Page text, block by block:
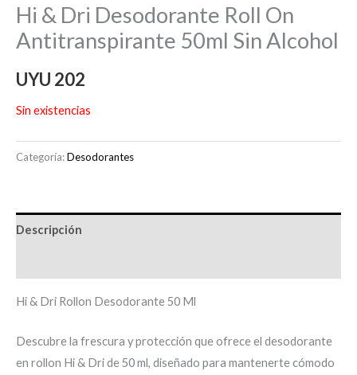
Hi & Dri Desodorante Roll On
Antitranspirante 50ml Sin Alcohol
UYU 202
Sin existencias
Categoría:Desodorantes
Descripción
Hi & Dri Rollon Desodorante 50 Ml
Descubre la frescura y protección que ofrece el desodorante
en rollon Hi & Dri de 50 ml, diseñado para mantenerte cómodo